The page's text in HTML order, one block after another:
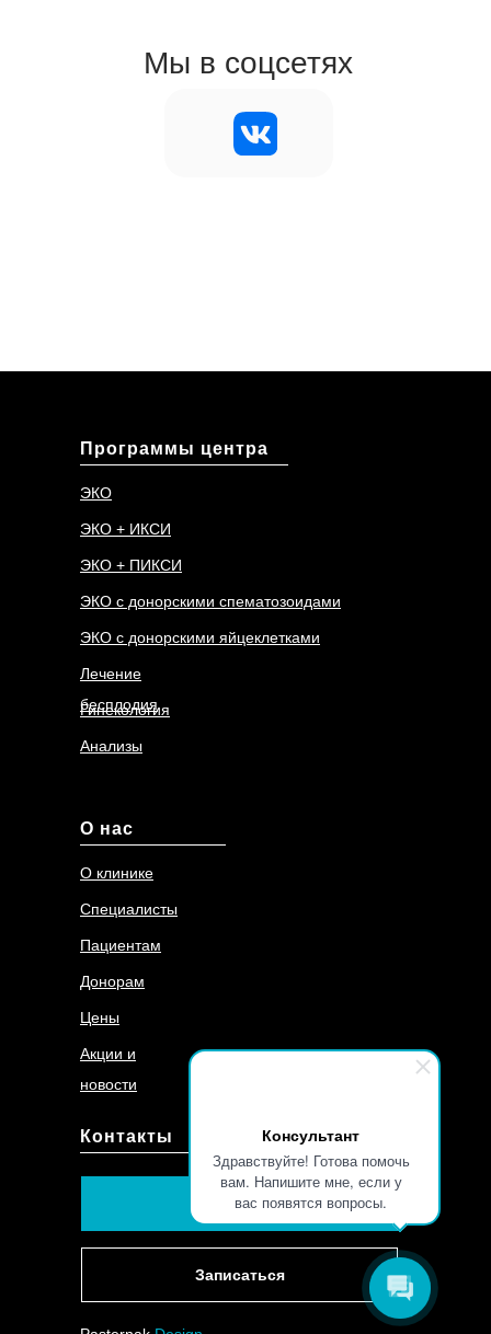
Консультант
Здравствуйте! Готова помочь
вам. Напишите мне, если у
вас появятся вопросы.
Программы центра
ЭКО
Лечение
бесплодия
Гинекология
ЭКО с донорскими спематозоидами
Анализы
О клинике
О нас
Контакты
Специалисты
Пациентам
Донорам
Цены
Акции и
новости
ЭКО с донорскими яйцеклетками
ЭКО + ИКСИ
ЭКО + ПИКСИ
Записаться
219-90-91